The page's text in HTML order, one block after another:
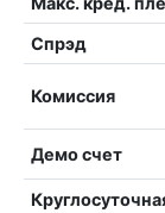
Спрэд
Комиссия
Демо счет